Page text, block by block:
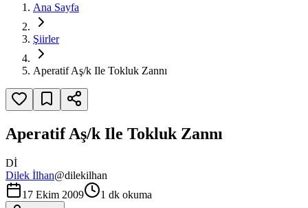
Ana Sayfa
Şiirler
Aperatif Aş/k Ile Tokluk Zannı
Aperatif Aş/k Ile Tokluk Zannı
Dİ
Dilek İlhan@dilekilhan
17 Ekim 2009
1 dk okuma